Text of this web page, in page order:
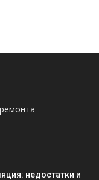
недостатки и